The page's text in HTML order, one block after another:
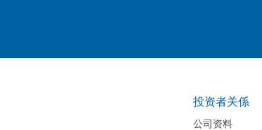
投资者关係
公司资料